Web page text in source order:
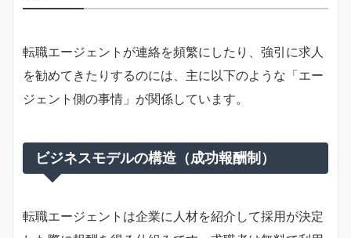
転職エージェントが連絡を頻繁にしたり、強引に求人
を勧めてきたりするのには、主に以下のような「エー
ジェント側の事情」が関係しています。
ビジネスモデルの構造（成功報酬制）
転職エージェントは企業に人材を紹介して採用が決定